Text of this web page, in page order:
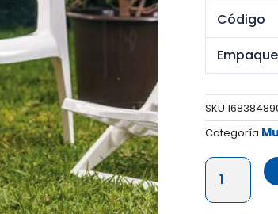
Código
Empaque
SKU
Categoría
SILLA
PLAYERA
ASIA